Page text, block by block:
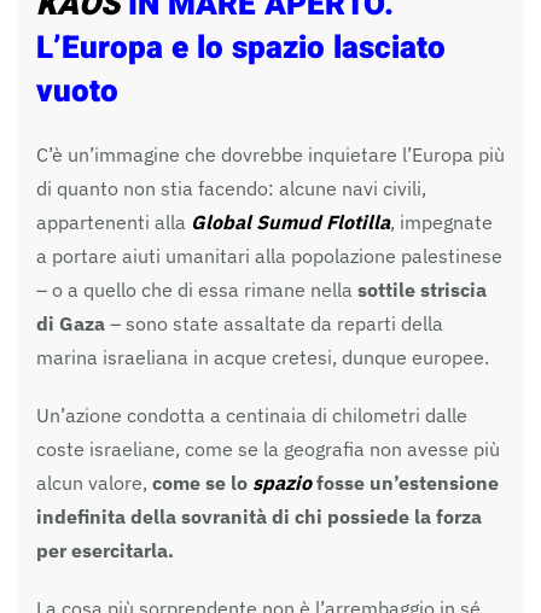
L’Europa e lo spazio lasciato
vuoto
C’è un’immagine che dovrebbe inquietare l’Europa più
di quanto non stia facendo: alcune navi civili,
appartenenti alla Global Sumud Flotilla, impegnate
a portare aiuti umanitari alla popolazione palestinese
– o a quello che di essa rimane nella sottile striscia
di Gaza – sono state assaltate da reparti della
marina israeliana in acque cretesi, dunque europee.
Un’azione condotta a centinaia di chilometri dalle
coste israeliane, come se la geografia non avesse più
alcun valore, come se lo spaziofosse un’estensione
indefinita della sovranità di chi possiede la forza
per esercitarla.
La cosa più sorprendente non è l’arrembaggio in sé,